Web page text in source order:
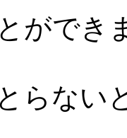
ができ
らない